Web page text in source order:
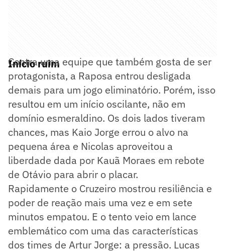
Início ruim
Contra uma equipe que também gosta de ser
protagonista, a Raposa entrou desligada
demais para um jogo eliminatório. Porém, isso
resultou em um início oscilante, não em
domínio esmeraldino. Os dois lados tiveram
chances, mas Kaio Jorge errou o alvo na
pequena área e Nicolas aproveitou a
liberdade dada por Kauã Moraes em rebote
de Otávio para abrir o placar.
Rapidamente o Cruzeiro mostrou resiliência e
poder de reação mais uma vez e em sete
minutos empatou. E o tento veio em lance
emblemático com uma das características
dos times de Artur Jorge: a pressão. Lucas